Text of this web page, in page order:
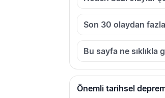
Son 30 olaydan
Bu sayfa ne sıklıkla
Önemli tarihsel